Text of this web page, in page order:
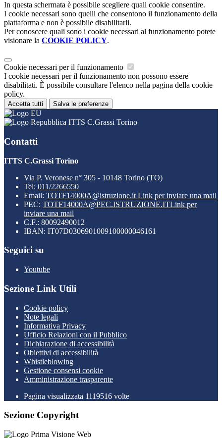
In questa schermata è possibile scegliere quali cookie consentire.
I cookie necessari sono quelli che consentono il funzionamento della
piattaforma e non è possibile disabilitarli.
Per conoscere quali sono i cookie necessari al funzionamento potete
visionare la COOKIE POLICY.
Cookie necessari per il funzionamento
I cookie necessari per il funzionamento non possono essere
disabilitati. È possibile consultare l'elenco nella pagina della cookie
policy.
Accetta tutti Salva le preferenze
ITTS C.Grassi Torino
Contatti
ITTS C.Grassi Torino
Via P. Veronese n° 305 - 10148 Torino (TO)
Tel: 011/2266550
Email: TOTF14000A@istruzione.it Link per inviare una mail
PEC: TOTF14000A@PEC.ISTRUZIONE.ITLink per
inviare una mail
C.F.: 80092490012
IBAN: IT07D0306901009100000046161
Seguici su
Youtube
Sezione Link Utili
Cookie policy
Note legali
Informativa Privacy
Ufficio Relazioni con il Pubblico
Dichiarazione di accessibilità
Obiettivi di accessibilità
Whistleblowing
Gestione consensi cookie
Amministrazione trasparente
Pagina visualizzata 1119516 volte
Sezione Copyright